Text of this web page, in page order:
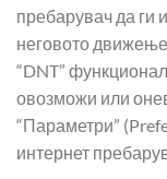
пребарувач да ги
неговото
“DNT”
овозможи или
“Параметри”
интернет